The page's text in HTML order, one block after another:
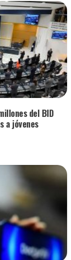
del BID
a jóvenes